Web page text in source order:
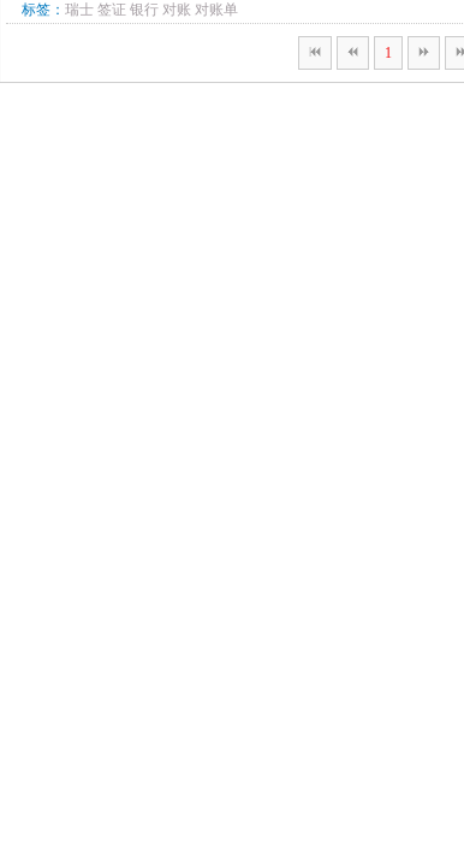
标签： 瑞士 签证 银行 对账 对账单
1